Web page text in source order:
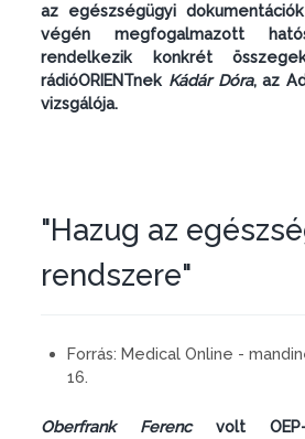
az egészségügyi
végén megfogalmazott
rendelkezik konkrét
rádióORIENTnek Kádár Dóra, az
vizsgálója.
"Hazug az
rendszere"
Forrás: Medical Online -
16.
Oberfrank Ferencvolt OEP-